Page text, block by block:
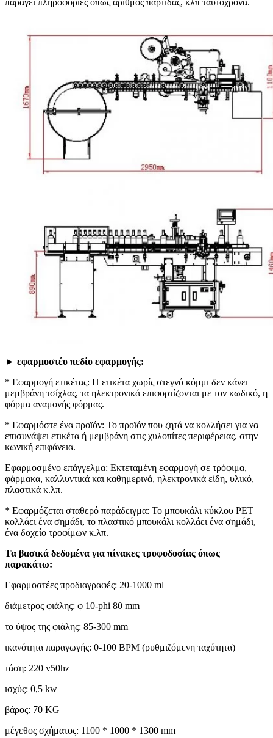
► εφαρμοστέο πεδίο εφαρμογής:
* Εφαρμογή ετικέτας: Η ετικέτα χωρίς στεγνό κόμμι δεν κάνει
μεμβράνη τσίχλας, τα ηλεκτρονικά επιφορτίζονται με τον κωδικό, η
φόρμα αναμονής φόρμας.
* Εφαρμόστε ένα προϊόν: Το προϊόν που ζητά να κολλήσει για να
επισυνάψει ετικέτα ή μεμβράνη στις χυλοπίτες περιφέρειας, στην
κωνική επιφάνεια.
Εφαρμοσμένο επάγγελμα: Εκτεταμένη εφαρμογή σε τρόφιμα,
φάρμακα, καλλυντικά και καθημερινά, ηλεκτρονικά είδη, υλικό,
πλαστικά κ.λπ.
* Εφαρμόζεται σταθερό παράδειγμα: Το μπουκάλι κύκλου ΡΕΤ
κολλάει ένα σημάδι, το πλαστικό μπουκάλι κολλάει ένα σημάδι,
ένα δοχείο τροφίμων κ.λπ.
Τα βασικά δεδομένα για πίνακες τροφοδοσίας όπως
παρακάτω:
Εφαρμοστέες προδιαγραφές: 20-1000 ml
διάμετρος φιάλης: φ 10-phi 80 mm
το ύψος της φιάλης: 85-300 mm
ικανότητα παραγωγής: 0-100 BPM (ρυθμιζόμενη ταχύτητα)
τάση: 220 v50hz
ισχύς: 0,5 kw
βάρος: 70 KG
μέγεθος σχήματος: 1100 * 1000 * 1300 mm